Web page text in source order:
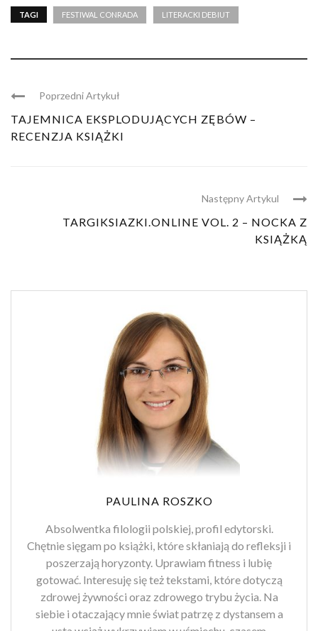
TAGI FESTIWAL CONRADA LITERACKI DEBIUT
Poprzedni Artykuł
TAJEMNICA EKSPLODUJĄCYCH ZĘBÓW –
RECENZJA KSIĄŻKI
Następny Artykul
TARGIKSIAZKI.ONLINE VOL. 2 – NOCKA Z
KSIĄŻKĄ
PAULINA ROSZKO
Absolwentka filologii polskiej, profil edytorski.
Chętnie sięgam po książki, które skłaniają do refleksji i
poszerzają horyzonty. Uprawiam fitness i lubię
gotować. Interesuję się też tekstami, które dotyczą
zdrowej żywności oraz zdrowego trybu życia. Na
siebie i otaczający mnie świat patrzę z dystansem a